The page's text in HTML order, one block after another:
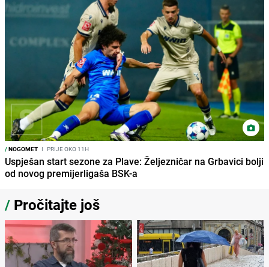
/NOGOMET I PRIJE OKO 11H
Uspješan start sezone za Plave: Željezničar na Grbavici bolji
od novog premijerligaša BSK-a
/ Pročitajte još